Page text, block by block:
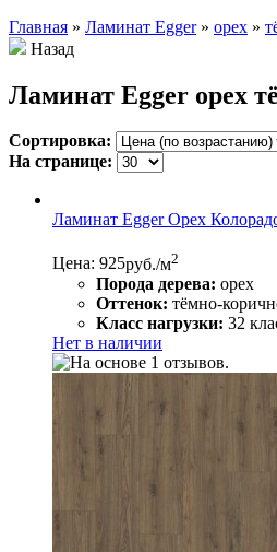
Главная » Ламинат Egger » орех »
Назад
Ламинат Egger орех
Сортировка:
На странице:
Ламинат Egger Орех
Цена: 925руб./м2
Порода дерева: орех
Оттенок: тёмно-
Класс нагрузки: 32
Нет в наличии